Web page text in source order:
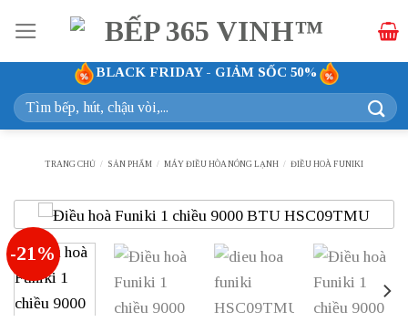
qua
nội
dung
BLACK FRIDAY - GIẢM SỐC 50%
Tìm
kiếm:
TRANG CHỦ / SẢN PHẨM / MÁY ĐIỀU HÒA NÓNG LẠNH / ĐIỀU HOÀ FUNIKI
-21%